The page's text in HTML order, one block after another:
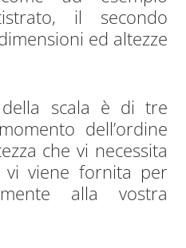
il secondo
ed altezze
della scala è di tre
dell’ordine
che vi necessita
viene fornita per
alla vostra